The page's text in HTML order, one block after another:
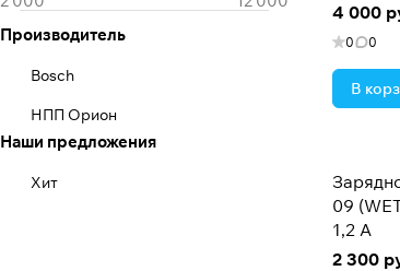
4 000
0 0
В
09
1,2 А
2 300
Производитель
Bosch
НПП Орион
Наши предложения
Хит